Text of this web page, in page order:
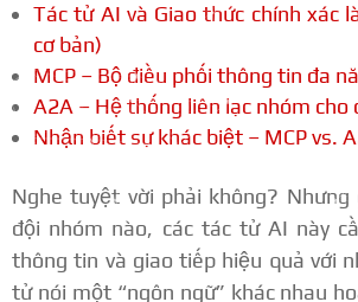
Tác tử AI và Giao thức chính xác
cơ bản)
MCP – Bộ điều phối thông tin đa
A2A – Hệ thống liên lạc nhóm cho
Nhận biết sự khác biệt – MCP vs.
Nghe tuyệt vời phải không?
đội nhóm nào, các tác tử AI này
thông tin và giao tiếp hiệu quả với
tử nói một “ngôn ngữ” khác nhau